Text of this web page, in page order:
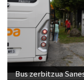
Bus zerbitzua